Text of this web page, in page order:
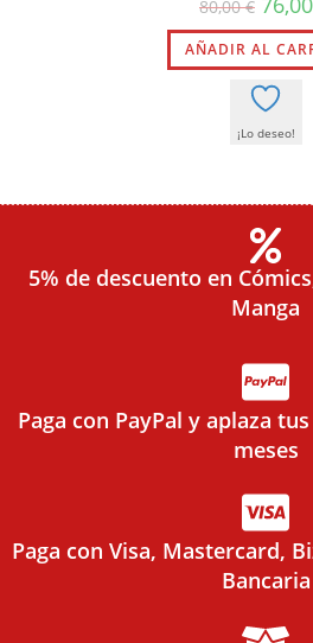
80,00€
AÑADIR AL
¡Lo deseo!
5% de descuento en
Manga
Paga con PayPal y aplaza
meses
Paga con Visa, Mastercard,
Bancaria